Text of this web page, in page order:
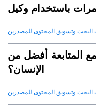
مرات باستخدام وكيل
وتسويق المحتوى للمصدرين
المتابعة أفضل من
الإنسان؟
وتسويق المحتوى للمصدرين